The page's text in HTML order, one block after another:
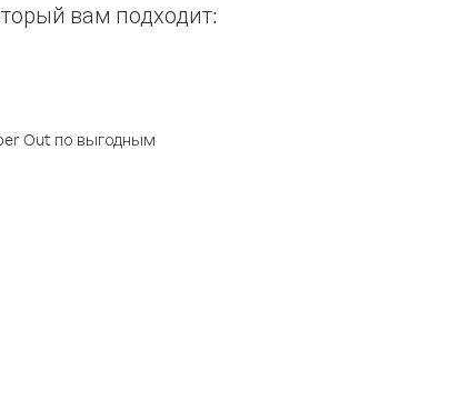
вам подходит:
Out по выгодным